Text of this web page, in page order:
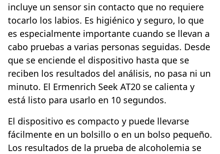
incluye un sensor sin contacto que no requiere
tocarlo los labios. Es higiénico y seguro, lo que
es especialmente importante cuando se llevan a
cabo pruebas a varias personas seguidas. Desde
que se enciende el dispositivo hasta que se
reciben los resultados del análisis, no pasa ni un
minuto. El Ermenrich Seek AT20 se calienta y
está listo para usarlo en 10 segundos.
El dispositivo es compacto y puede llevarse
fácilmente en un bolsillo o en un bolso pequeño.
Los resultados de la prueba de alcoholemia se